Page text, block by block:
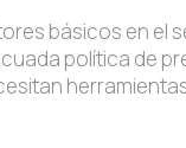
básicos en el
política de